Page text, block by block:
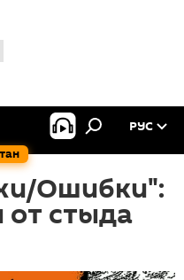
РУС
Ошибки":
от стыда